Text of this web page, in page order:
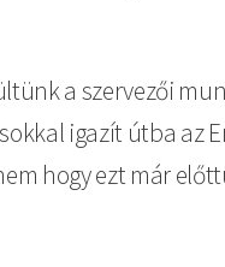
a szervezői
igazít útba az
hogy ezt már